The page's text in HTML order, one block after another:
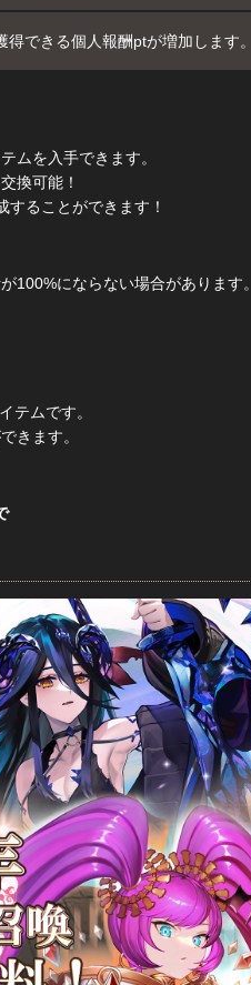
できる個人報酬ptが増加します。
ムを入手できます。
換可能！
することができます！
100%にならない場合があります。
テムです。
きます。